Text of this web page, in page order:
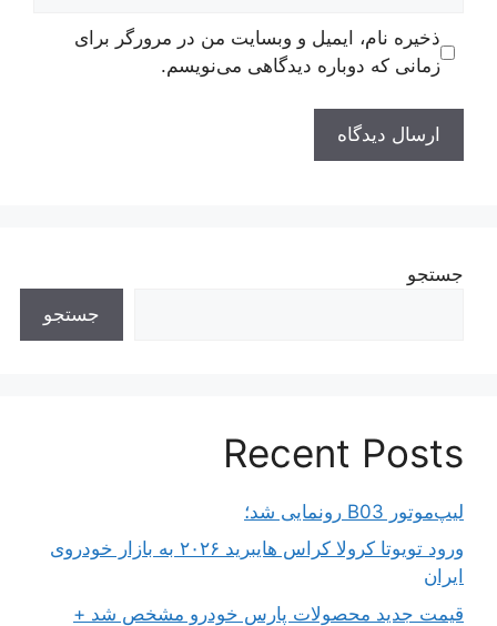
ذخیره نام، ایمیل و وبسایت من در مرورگر برای
زمانی که دوباره دیدگاهی می‌نویسم.
جستجو
جستجو
Recent Posts
لیپ‌موتور B03 رونمایی شد؛
ورود تویوتا کرولا کراس هایبرید ۲۰۲۶ به بازار خودروی
قیمت جدید محصولات پارس خودرو مشخص شد +